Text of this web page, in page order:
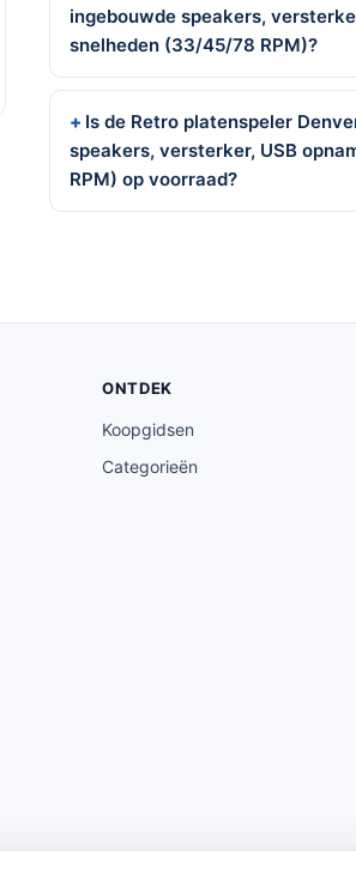
ingebouwde speakers,
snelheden (33/45/78 RPM)?
Is de Retro platenspeler
speakers, versterker, USB
RPM) op voorraad?
ONTDEK
Koopgidsen
Categorieën